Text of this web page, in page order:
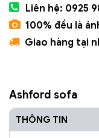
Liên hệ: 0925
100% đều là
Giao hàng tại
Ashford sofa
THÔNG TIN